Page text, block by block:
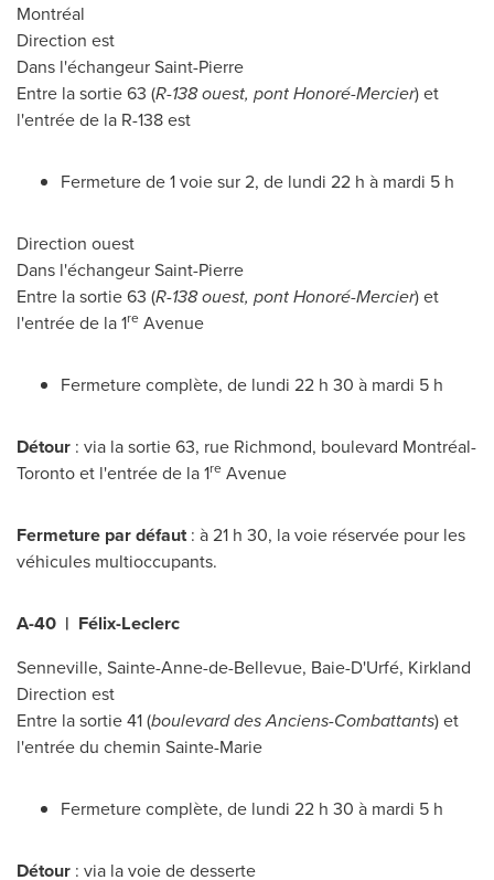
Montréal
Direction est
Dans l'échangeurSaint-Pierre
Entre la sortie 63 (R-138 ouest, pont Honoré-Mercier) et
l'entrée de la R-138 est
Fermeture de 1 voie sur 2, de lundi 22 h à mardi 5 h
Direction ouest
Dans l'échangeurSaint-Pierre
Entre la sortie 63 (R-138 ouest, pont Honoré-Mercier) et
l'entrée de la 1re Avenue
Fermeture complète, de lundi 22 h 30 à mardi 5 h
Détour : via la sortie 63, rue Richmond, boulevard Montréal-
Torontoet l'entrée de la 1re Avenue
Fermeture par défaut: à 21 h 30, la voie réservée pour les
véhicules multioccupants.
A-40 | Félix-Leclerc
Senneville, Sainte-Anne-de-Bellevue, Baie-D'Urfé, Kirkland
Direction est
Entre la sortie 41 (boulevard des Anciens-Combattants) et
l'entrée du chemin Sainte-Marie
Fermeture complète, de lundi 22 h 30 à mardi 5 h
Détour : via la voie de desserte